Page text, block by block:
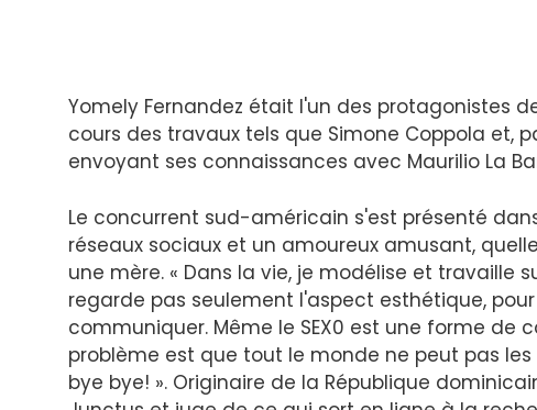
Yomely Fernandez était l'un des protagonistes
cours des travaux tels que Simone Coppola et,
envoyant ses connaissances avec Maurilio La
Le concurrent sud-américain s'est présenté
réseaux sociaux et un amoureux amusant,
une mère. « Dans la vie, je modélise et travaille
regarde pas seulement l'aspect esthétique,
communiquer. Même le SEX0 est une forme de
problème est que tout le monde ne peut pas
bye bye! ». Originaire de la République